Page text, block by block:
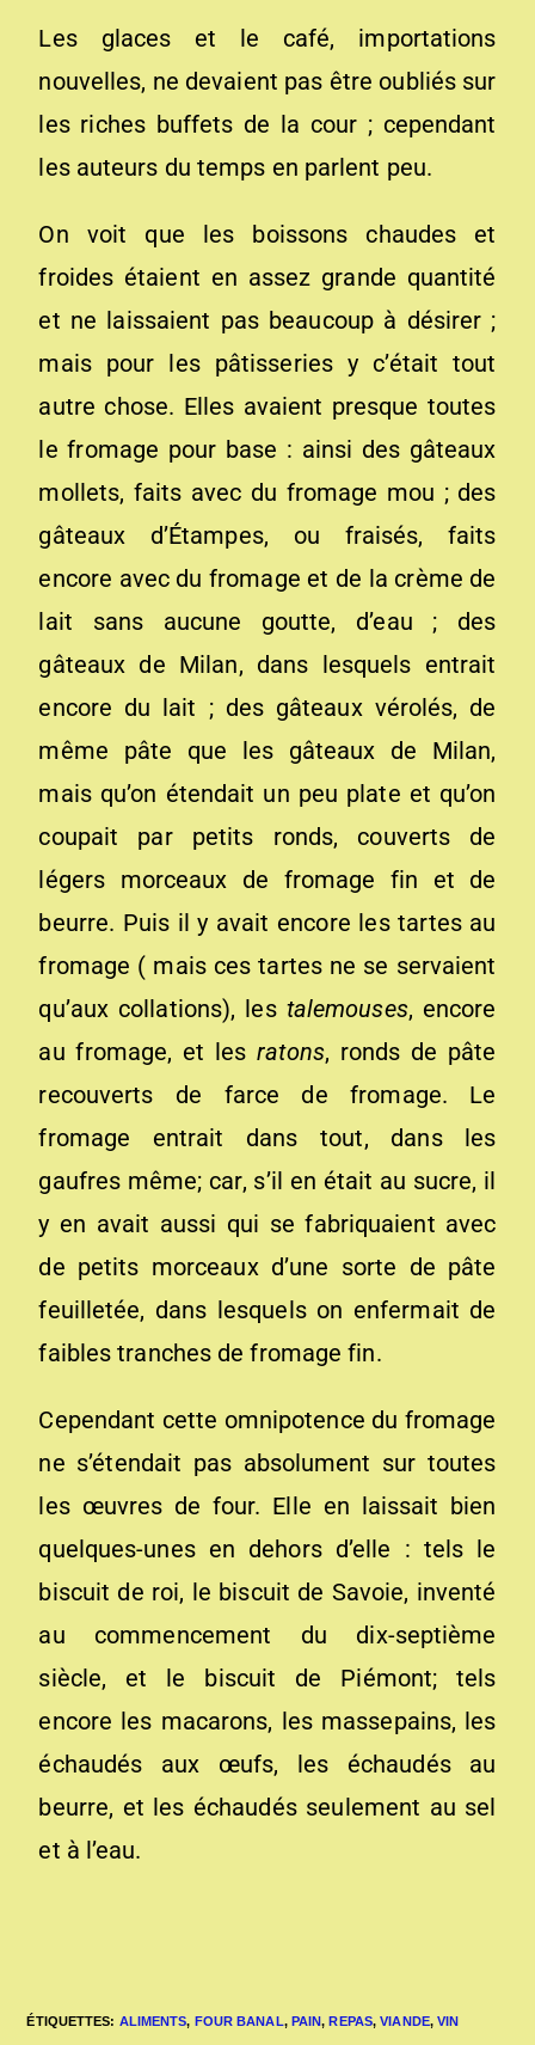
Les glaces et le café, importations
nouvelles, ne devaient pas être oubliés sur
les riches buffets de la cour ; cependant
les auteurs du temps en parlent peu.
On voit que les boissons chaudes et
froides étaient en assez grande quantité
et ne laissaient pas beaucoup à désirer ;
mais pour les pâtisseries y c’était tout
autre chose. Elles avaient presque toutes
le fromage pour base : ainsi des gâteaux
mollets, faits avec du fromage mou ; des
gâteaux d’Étampes, ou fraisés, faits
encore avec du fromage et de la crème de
lait sans aucune goutte, d’eau ; des
gâteaux de Milan, dans lesquels entrait
encore du lait ; des gâteaux vérolés, de
même pâte que les gâteaux de Milan,
mais qu’on étendait un peu plate et qu’on
coupait par petits ronds, couverts de
légers morceaux de fromage fin et de
beurre. Puis il y avait encore les tartes au
fromage ( mais ces tartes ne se servaient
qu’aux collations), les talemouses, encore
au fromage, et lesratons, ronds de pâte
recouverts de farce de fromage. Le
fromage entrait dans tout, dans les
gaufres même; car, s’il en était au sucre, il
y en avait aussi qui se fabriquaient avec
de petits morceaux d’une sorte de pâte
feuilletée, dans lesquels on enfermait de
faibles tranches de fromage fin.
Cependant cette omnipotence du fromage
ne s’étendait pas absolument sur toutes
les œuvres de four. Elle en laissait bien
quelques-unes en dehors d’elle : tels le
biscuit de roi, le biscuit de Savoie, inventé
au commencement du dix-septième
siècle, et le biscuit de Piémont; tels
encore les macarons, les massepains, les
échaudés aux œufs, les échaudés au
beurre, et les échaudés seulement au sel
et à l’eau.
ÉTIQUETTES: ALIMENTS, FOUR BANAL, PAIN, REPAS, VIANDE, VIN